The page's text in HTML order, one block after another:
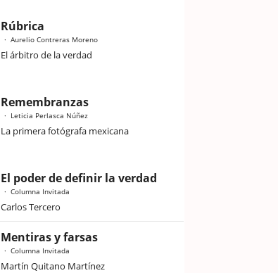
Rúbrica
Aurelio Contreras Moreno
El árbitro de la verdad
Remembranzas
Leticia Perlasca Núñez
La primera fotógrafa mexicana
El poder de definir la verdad
Columna Invitada
Carlos Tercero
Mentiras y farsas
Columna Invitada
Martín Quitano Martínez